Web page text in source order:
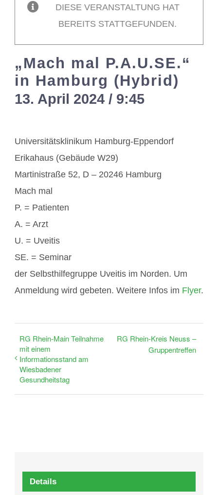
Mitglieder / Login
Kontakt
DIESE VERANSTALTUNG HAT
BEREITS STATTGEFUNDEN.
„Mach mal P.A.U.SE.“
in Hamburg (Hybrid)
13. April 2024 / 9:45
Universitätsklinikum Hamburg-Eppendorf
Erikahaus (Gebäude W29)
Martinistraße 52, D – 20246 Hamburg
Mach mal
P. = Patienten
A. = Arzt
U. = Uveitis
SE. = Seminar
der Selbsthilfegruppe Uveitis im Norden. Um
Anmeldung wird gebeten. Weitere Infos im Flyer.
RG Rhein-Main Teilnahme
mit einem
Informationsstand am
Wiesbadener
Gesundheitstag
RG Rhein-Kreis Neuss –
Gruppentreffen
Details